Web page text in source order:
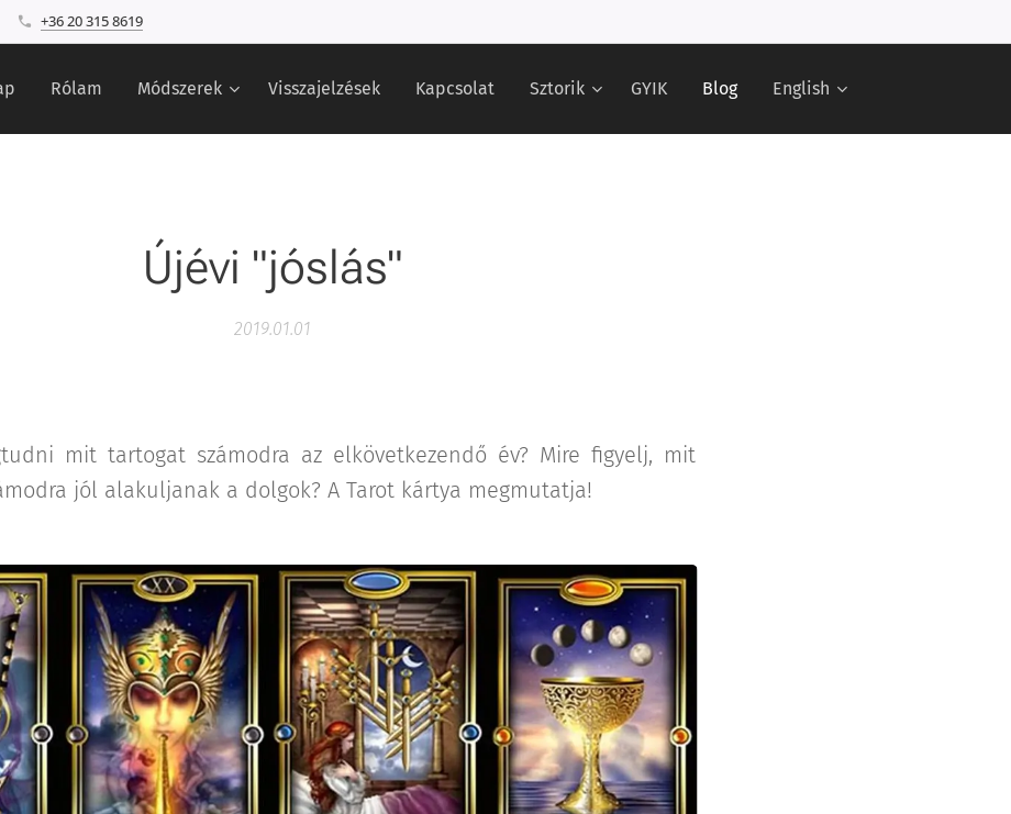
+36 20 315 8619
Rólam Módszerek Visszajelzések Kapcsolat Sztorik GYIK Blog English
Újévi "jóslás"
2019.01.01
mit tartogat számodra az elkövetkezendő év? Mire figyelj, mit
jól alakuljanak a dolgok? A Tarot kártya megmutatja!